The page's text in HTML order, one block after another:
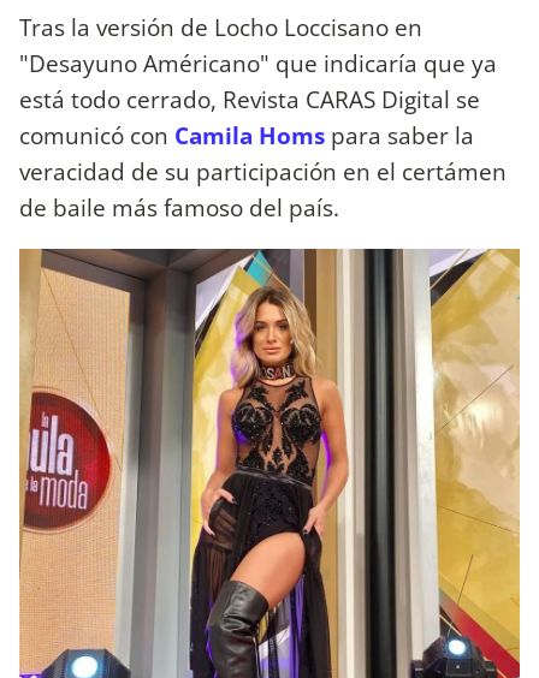
Tras la versión de Locho Loccisano en
"Desayuno Américano" que indicaría que ya
está todo cerrado, Revista CARAS Digital se
comunicó con Camila Homs para saber la
veracidad de su participación en el certámen
de baile más famoso del país.